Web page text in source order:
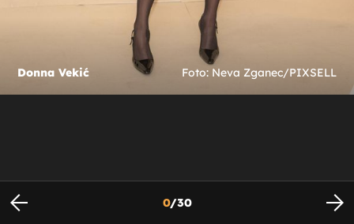
Donna Vekić Foto: Neva Zganec/PIXSELL
0/30